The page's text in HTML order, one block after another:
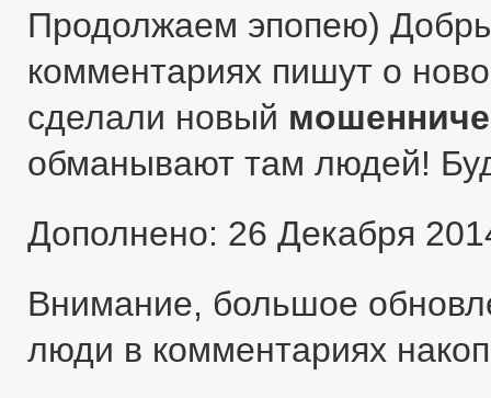
Продолжаем эпопею)
комментариях пишут о
сделали новый
обманывают там людей!
Дополнено: 26 Декабря
Внимание, большое
люди в комментариях